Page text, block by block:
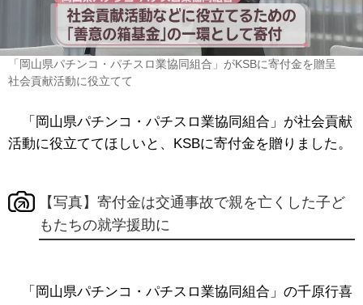
「岡山県パチンコ・パチスロ業協同組合」がKSBに寄付金を贈呈
社会貢献活動に役立てて
「岡山県パチンコ・パチスロ業協同組合」が社会貢献
活動に役立ててほしいと、KSBに寄付金を贈りました。
【写真】寄付金は交通事故で親を亡くした子ど
もたちの就学援助に
「岡山県パチンコ・パチスロ業協同組合」の千原行喜